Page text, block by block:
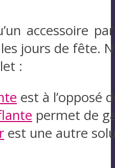
accessoire
jours de fête.
:
est à l’opposé
permet de
est une autre